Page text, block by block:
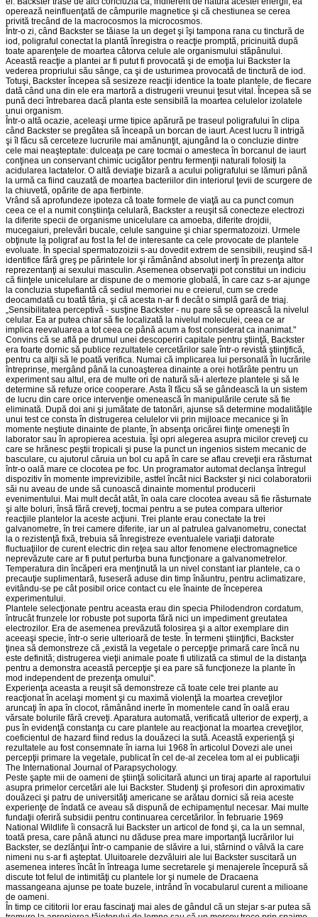
operează neinfluenţată de câmpurile magnetice şi că chestiunea se cerea
privită trecând de la macrocosmos la microcosmos.
Într-o zi, când Backster se tăiase la un deget şi îşi tampona rana cu tinctură de
iod, poligraful conectat la plantă înregistra o reacţie promptă, pricinuită după
toate aparenţele de moartea câtorva celule ale organismului stăpânului.
Această reacţie a plantei ar fi putut fi provocată şi de emoţia lui Backster la
vederea propriului său sânge, ca şi de usturimea provocată de tinctură de iod.
Totuşi, Backster începea să sesizeze reacţii identice la toate plantele, de fiecare
dată când una din ele era martoră a distrugerii vreunui ţesut vital. Începea să se
pună deci întrebarea dacă planta este sensibilă la moartea celulelor izolatele
unui organism.
Într-o altă ocazie, aceleaşi urme tipice apărură pe traseul poligrafului în clipa
când Backster se pregătea să înceapă un borcan de iaurt. Acest lucru îl intrigă
şi îl făcu să cerceteze lucrurile mai amănunţit, ajungând la o concluzie dintre
cele mai neaşteptate: dulceaţa pe care tocmai o amesteca în borcanul de iaurt
conţinea un conservant chimic ucigător pentru fermenţii naturali folosiţi la
acidularea lactatelor. O altă deviaţie bizară a acului poligrafului se lămuri până
la urmă ca fiind cauzată de moartea bacteriilor din interiorul ţevii de scurgere de
la chiuvetă, opărite de apa fierbinte.
Vrând să aprofundeze ipoteza că toate formele de viaţă au ca punct comun
ceea ce el a numit conştiinţa celulară, Backster a reuşit să conecteze electrozi
la diferite specii de organisme unicelulare ca amoeba, diferite drojdii,
mucegaiuri, prelevări bucale, celule sanguine şi chiar spermatozoizi. Urmele
obţinute la poligraf au fost la fel de interesante ca cele provocate de plantele
evoluate. În special spermatozoizii s-au dovedit extrem de sensibili, reuşind să-l
identifice fără greş pe părintele lor şi rămânând absolut inerţi în prezenţa altor
reprezentanţi ai sexului masculin. Asemenea observaţii pot constitui un indiciu
că fiinţele unicelulare ar dispune de o memorie globală, în care caz s-ar ajunge
la concluzia stupefiantă că sediul memoriei nu e creierul, cum se crede
deocamdată cu toată tăria, şi că acesta n-ar fi decât o simplă gară de triaj.
„Sensibilitatea perceptivă - susţine Backster - nu pare să se oprească la nivelul
celular. Ea ar putea chiar să fie localizată la nivelul moleculei, ceea ce ar
implica reevaluarea a tot ceea ce până acum a fost considerat ca inanimat."
Convins că se află pe drumul unei descoperiri capitale pentru ştiinţă, Backster
era foarte dornic să publice rezultatele cercetărilor sale într-o revistă ştiinţifică,
pentru ca alţii să le poată verifica. Numai că implicarea lui personală în lucrările
întreprinse, mergând până la cunoaşterea dinainte a orei hotărâte pentru un
experiment sau altul, era de multe ori de natură să-i alerteze plantele şi să le
determine să refuze orice cooperare. Asta îl făcu să se gândească la un sistem
de lucru din care orice intervenţie omenească în manipulările cerute să fie
eliminată. După doi ani şi jumătate de tatonări, ajunse să determine modalităţile
unui test ce consta în distrugerea celulelor vii prin mijloace mecanice şi în
momente neştiute dinainte de plante, în absenţa oricărei fiinţe omeneşti în
laborator sau în apropierea acestuia. Îşi opri alegerea asupra micilor creveţi cu
care se hrănesc peştii tropicali şi puse la punct un ingenios sistem mecanic de
basculare, cu ajutorul căruia un bol cu apă în care se aflau creveţii era răsturnat
într-o oală mare ce clocotea pe foc. Un programator automat declanşa întregul
dispozitiv în momente imprevizibile, astfel încât nici Backster şi nici colaboratorii
săi nu aveau de unde să cunoască dinainte momentul producerii
evenimentului. Mai mult decât atât, în oala care clocotea aveau să fie răsturnate
şi alte boluri, însă fără creveţi, tocmai pentru a se putea compara ulterior
reacţiile plantelor la aceste acţiuni. Trei plante erau conectate la trei
galvanometre, în trei camere diferite, iar un al patrulea galvanometru, conectat
la o rezistenţă fixă, trebuia să înregistreze eventualele variaţii datorate
fluctuaţiilor de curent electric din reţea sau altor fenomene electromagnetice
neprevăzute care ar fi putut perturba buna funcţionare a galvanometrelor.
Temperatura din încăperi era menţinută la un nivel constant iar plantele, ca o
precauţie suplimentară, fuseseră aduse din timp înăuntru, pentru aclimatizare,
evitându-se pe cât posibil orice contact cu ele înainte de începerea
experimentului.
Plantele selecţionate pentru aceasta erau din specia Philodendron cordatum,
întrucât frunzele lor robuste pot suporta fără nici un impediment greutatea
electrozilor. Era de asemenea prevăzută folosirea şi a altor exemplare din
aceeaşi specie, într-o serie ulterioară de teste. În termeni ştiinţifici, Backster
ţinea să demonstreze că „există la vegetale o percepţie primară care încă nu
este definită; distrugerea vieţii animale poate fi utilizată ca stimul de la distanţa
pentru a demonstra această percepţie şi ea pare să funcţioneze la plante în
mod independent de prezenţa omului".
Experienţa aceasta a reuşit să demonstreze că toate cele trei plante au
reacţionat în acelaşi moment şi cu maximă violenţă la moartea creveţilor
aruncaţi în apa în clocot, rămânând inerte în momentele cand în oală erau
vărsate bolurile fără creveţi. Aparatura automată, verificată ulterior de experţi, a
pus în evidenţă constanţa cu care plantele au reacţionat la moartea creveţilor,
coeficientul de hazard fiind redus la douăzeci la sută. Această experienţă şi
rezultatele au fost consemnate în iarna lui 1968 în articolul Dovezi ale unei
percepţii primare la vegetale, publicat în cel de-al zecelea tom al ei publicaţii
The International Journal of Parapsychology.
Peste şapte mii de oameni de ştiinţă solicitară atunci un tiraj aparte al raportului
asupra primelor cercetări ale lui Backster. Studenţi şi profesori din aproximativ
douăzeci şi patru de universităţi americane se arătau dornici să reia aceste
experienţe de îndată ce aveau să dispună de echipamentul necesar. Mai multe
fundaţii oferiră subsidii pentru continuarea cercetărilor. În februarie 1969
National Wildlife îi consacră lui Backster un articol de fond şi, ca la un semnal,
toată presa, care până atunci nu dăduse prea mare importanţă lucrărilor lui
Backster, se dezlănţui într-o campanie de slăvire a lui, stârnind o vâlvă la care
nimeni nu s-ar fi aşteptat. Uluitoarele dezvăluiri ale lui Backster suscitară un
asemenea interes încât în întreaga lume secretarele şi menajerele începură să
discute tot felul de intimităţi cu plantele lor şi numele de Dracaena
massangeana ajunse pe toate buzele, intrând în vocabularul curent a milioane
de oameni.
În timp ce cititorii lor erau fascinaţi mai ales de gândul că un stejar s-ar putea să